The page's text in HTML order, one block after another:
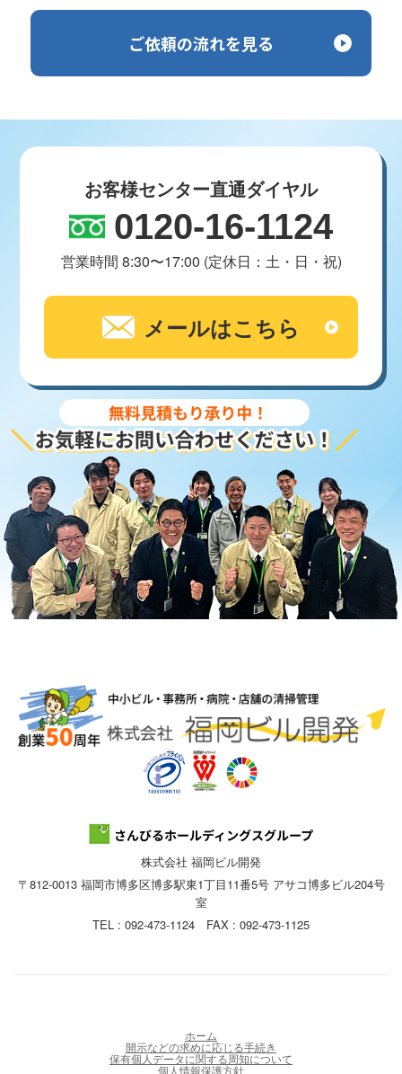
ご依頼の流れを見る
お客様センター直通ダイヤル
0120-16-1124
営業時間 8:30〜17:00 (定休日：土・日・祝)
メールはこちら
株式会社 福岡ビル開発
〒812-0013 福岡市博多区博多駅東1丁目11番5号 アサコ博多ビル204号
室
TEL : 092-473-1124 FAX : 092-473-1125
ホーム
開示などの求めに応じる手続き
保有個人データに関する周知について
個人情報保護方針